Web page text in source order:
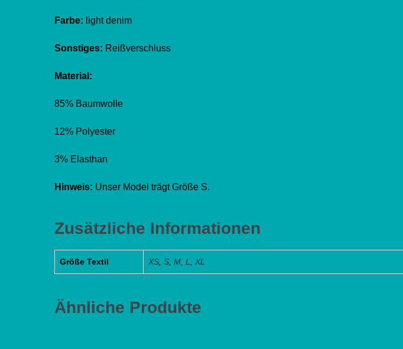
Farbe: light denim
Sonstiges: Reißverschluss
Material:
85% Baumwolle
12% Polyester
3% Elasthan
Hinweis: Unser Model trägt Größe S.
Zusätzliche Informationen
Größe Textil XS, S, M, L, XL
Ähnliche Produkte